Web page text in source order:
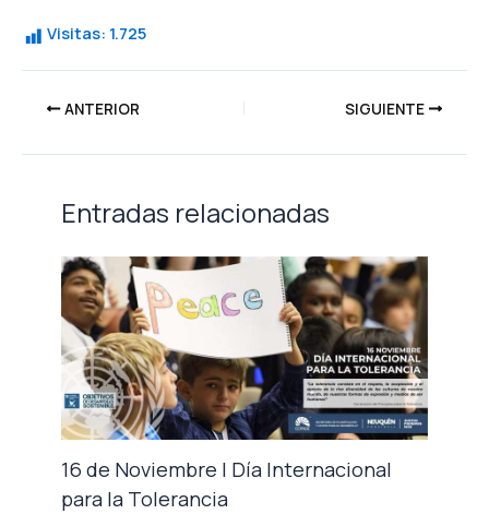
Visitas: 1.725
ANTERIOR SIGUIENTE
Entradas relacionadas
16 de Noviembre | Día Internacional
para la Tolerancia